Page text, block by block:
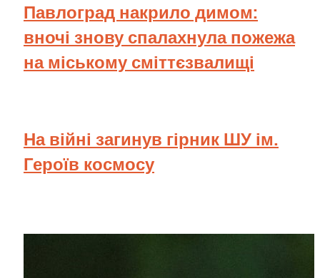
Павлоград накрило димом:
вночі знову спалахнула пожежа
на міському сміттєзвалищі
На війні загинув гірник ШУ ім.
Героїв космосу